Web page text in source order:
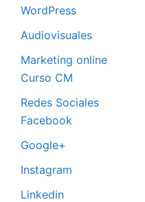
WordPress
Audiovisuales
Marketing online
Curso CM
Redes Sociales
Facebook
Google+
Instagram
Linkedin